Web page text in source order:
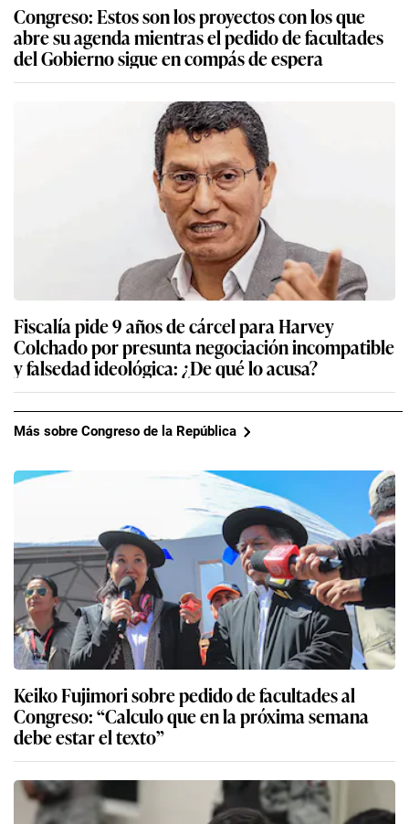
Congreso: Estos son los proyectos con los que
abre su agenda mientras el pedido de facultades
del Gobierno sigue en compás de espera
Fiscalía pide 9 años de cárcel para Harvey
Colchado por presunta negociación incompatible
y falsedad ideológica: ¿De qué lo acusa?
Más sobre Congreso de la República
Keiko Fujimori sobre pedido de facultades al
Congreso: “Calculo que en la próxima semana
debe estar el texto”